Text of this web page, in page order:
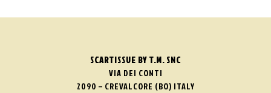
SCARTISSUE BY T.M. SNC
VIA DEI CONTI
2090 – CREVALCORE (BO) ITALY